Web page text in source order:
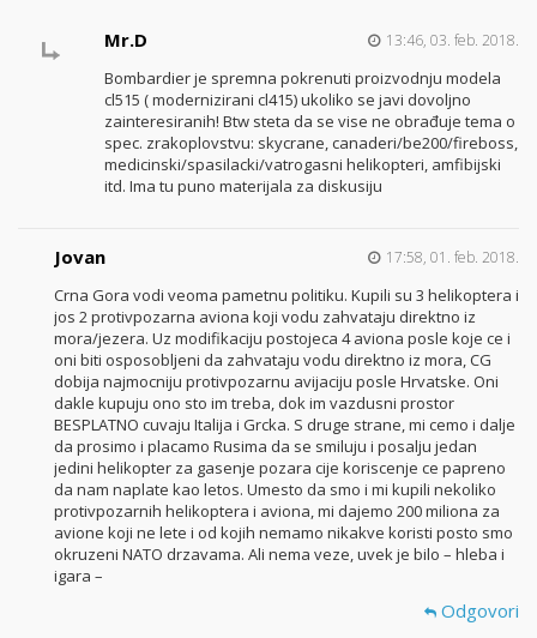
Mr.D 13:46, 03. feb. 2018.
Bombardier je spremna pokrenuti proizvodnju modela
cl515 ( modernizirani cl415) ukoliko se javi dovoljno
zainteresiranih! Btw steta da se vise ne obrađuje tema o
spec. zrakoplovstvu: skycrane, canaderi/be200/fireboss,
medicinski/spasilacki/vatrogasni helikopteri, amfibijski
itd. Ima tu puno materijala za diskusiju
Jovan 17:58, 01. feb. 2018.
Crna Gora vodi veoma pametnu politiku. Kupili su 3 helikoptera i
jos 2 protivpozarna aviona koji vodu zahvataju direktno iz
mora/jezera. Uz modifikaciju postojeca 4 aviona posle koje ce i
oni biti osposobljeni da zahvataju vodu direktno iz mora, CG
dobija najmocniju protivpozarnu avijaciju posle Hrvatske. Oni
dakle kupuju ono sto im treba, dok im vazdusni prostor
BESPLATNO cuvaju Italija i Grcka. S druge strane, mi cemo i dalje
da prosimo i placamo Rusima da se smiluju i posalju jedan
jedini helikopter za gasenje pozara cije koriscenje ce papreno
da nam naplate kao letos. Umesto da smo i mi kupili nekoliko
protivpozarnih helikoptera i aviona, mi dajemo 200 miliona za
avione koji ne lete i od kojih nemamo nikakve koristi posto smo
okruzeni NATO drzavama. Ali nema veze, uvek je bilo – hleba i
igara –
Odgovori